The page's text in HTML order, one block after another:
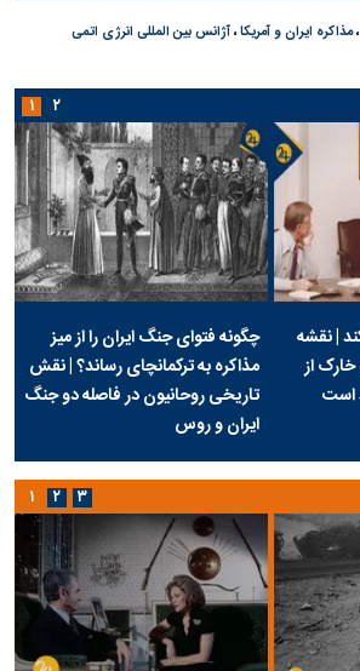
،مذاکره ایران و آمریکا،آژانس بین المللی انرژی اتمی
| نقشه
خارک از
چگونه فتوای جنگ ایران را از میز
مذاکره به ترکمانچای رساند؟ | نقش
تاریخی روحانیون در فاصله دو جنگ
ایران و روس
۱ ۲
۱ ۲ ۳